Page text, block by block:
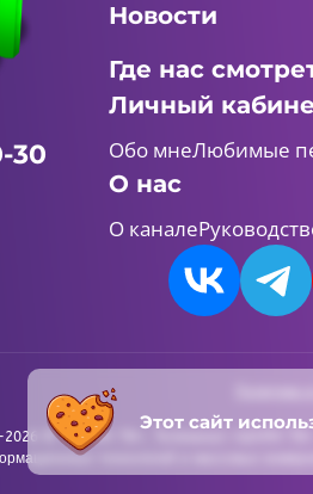
30
Новости
Где нас
Личный
Обо мнеЛюбимые
О нас
О канале
© «ШАЯН ТВ». Телеканал «ШАЯН
технологий и массовых
Этот сайт